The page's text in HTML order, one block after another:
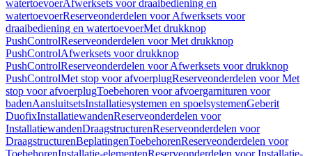
watertoevoerAfwerksets voor draaibediening en
watertoevoerReserveonderdelen voor Afwerksets voor
draaibediening en watertoevoerMet drukknop
PushControlReserveonderdelen voor Met drukknop
PushControlAfwerksets voor drukknop
PushControlReserveonderdelen voor Afwerksets voor drukknop
PushControlMet stop voor afvoerplugReserveonderdelen voor Met
stop voor afvoerplugToebehoren voor afvoergarnituren voor
badenAansluitsetsInstallatiesystemen en spoelsystemenGeberit
DuofixInstallatiewandenReserveonderdelen voor
InstallatiewandenDraagstructurenReserveonderdelen voor
DraagstructurenBeplatingenToebehorenReserveonderdelen voor
ToebehorenInstallatie-elementenReserveonderdelen voor Installatie-